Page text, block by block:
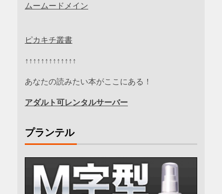
ムームードメイン
ピカキチ叢書
↑↑↑↑↑↑↑↑↑↑↑↑↑
あなたの読みたい本がここにある！
アダルト可レンタルサーバー
プランテル